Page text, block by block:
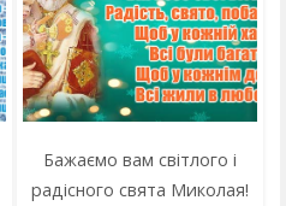
Бажаємо вам світлого і
радісного свята Миколая!